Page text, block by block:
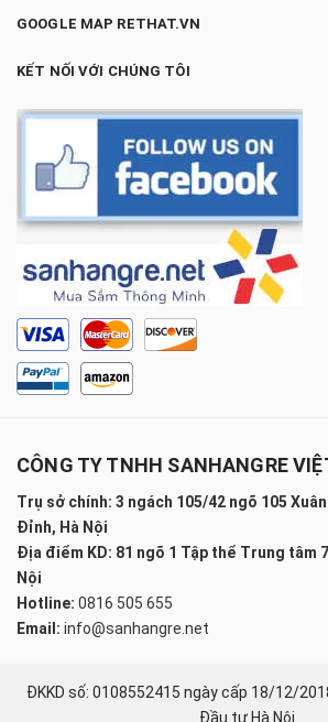
GOOGLE MAP RETHAT.VN
KẾT NỐI VỚI CHÚNG TÔI
CÔNG TY TNHH SANHANGRE
Trụ sở chính: 3 ngách 105/42 ngõ 105
Đỉnh, Hà Nội
Địa điểm KD: 81 ngõ 1 Tập thể Trung tâm
Nội
Hotline: 0816 505 655
Email: info@sanhangre.net
ĐKKD số: 0108552415 ngày cấp 18/12/
Đầu tư Hà Nội